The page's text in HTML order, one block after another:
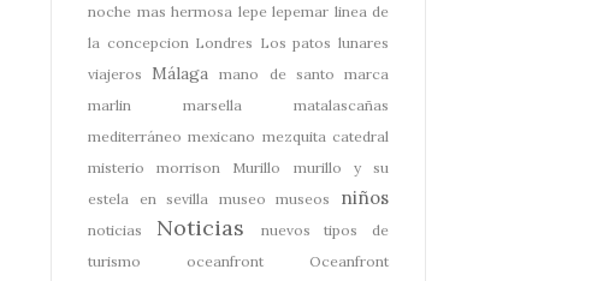
noche mas hermosa lepe lepemar linea de
la concepcion Londres Los patos lunares
viajeros
Málaga mano de santo
marca
marlin
marsella
matalascañas
mediterráneo mexicano mezquita catedral
misterio
morrison Murillo
murillo y su
estela en sevilla
museo museos niños
noticias Noticias
nuevos tipos de
turismo
oceanfront
Oceanfront